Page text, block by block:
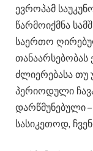
ევროპამ
წარმოიქმნა
საერთო
თანაარსებობას
ძლიერებასა თუ
პერიოდული
დარწმუნებული
სასიკეთოდ,